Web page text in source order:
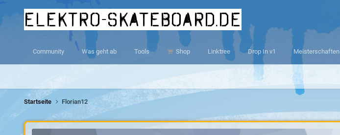
elektro-skateboard.de
Community Was geht ab Tools Shop Linktree Drop In v1 Meisterschaften
Startseite Florian12